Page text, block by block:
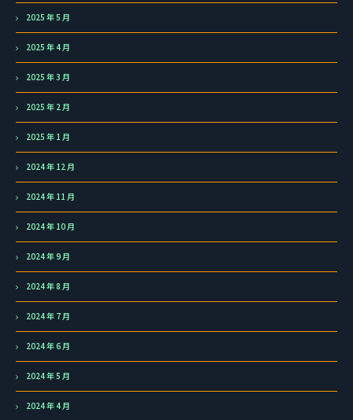
2025 年 5 月
2025 年 4 月
2025 年 3 月
2025 年 2 月
2025 年 1 月
2024 年 12 月
2024 年 11 月
2024 年 10 月
2024 年 9 月
2024 年 8 月
2024 年 7 月
2024 年 6 月
2024 年 5 月
2024 年 4 月